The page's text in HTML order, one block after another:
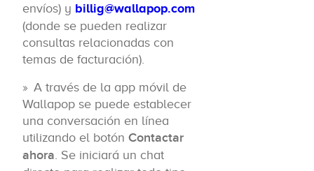
envíos) y billig@wallapop.com
(donde se pueden realizar
consultas relacionadas con
temas de facturación).
A través de la app móvil de
Wallapop se puede establecer
una conversación en línea
utilizando el botón Contactar
ahora . Se iniciará un chat